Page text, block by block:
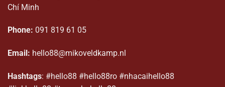
Chí Minh
Phone: 091 819 61 05
Email: hello88@mikoveldkamp.nl
Hashtags: #hello88 #hello88ro #nhacaihello88